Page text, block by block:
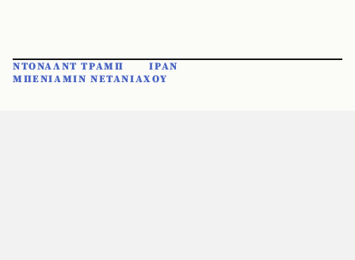
ΝΤΟΝΑΛΝΤ ΤΡΑΜΠ
ΙΡΑΝ
ΜΠΕΝΙΑΜΙΝ ΝΕΤΑΝΙΑΧΟΥ